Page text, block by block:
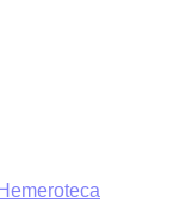
Hemeroteca